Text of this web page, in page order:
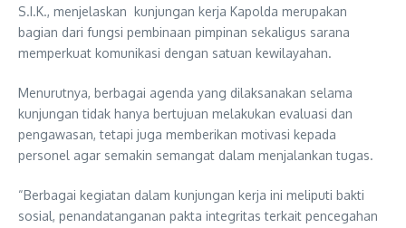
S.I.K., menjelaskan kunjungan kerja Kapolda merupakan
bagian dari fungsi pembinaan pimpinan sekaligus sarana
memperkuat komunikasi dengan satuan kewilayahan.
Menurutnya, berbagai agenda yang dilaksanakan selama
kunjungan tidak hanya bertujuan melakukan evaluasi dan
pengawasan, tetapi juga memberikan motivasi kepada
personel agar semakin semangat dalam menjalankan tugas.
“Berbagai kegiatan dalam kunjungan kerja ini meliputi bakti
sosial, penandatanganan pakta integritas terkait pencegahan